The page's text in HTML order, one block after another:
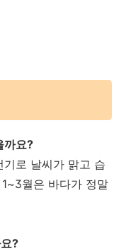
까요?
기로 날씨가 맑고 습
월은 바다가 정말
?